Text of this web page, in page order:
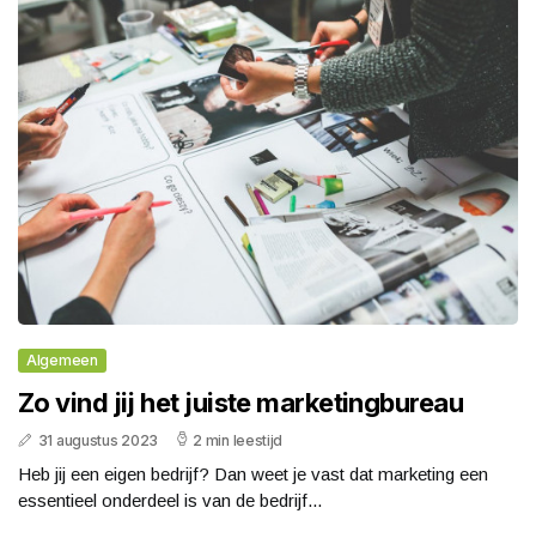
Algemeen
Zo vind jij het juiste marketingbureau
31 augustus 2023 2 min leestijd
Heb jij een eigen bedrijf? Dan weet je vast dat marketing een
essentieel onderdeel is van de bedrijf...